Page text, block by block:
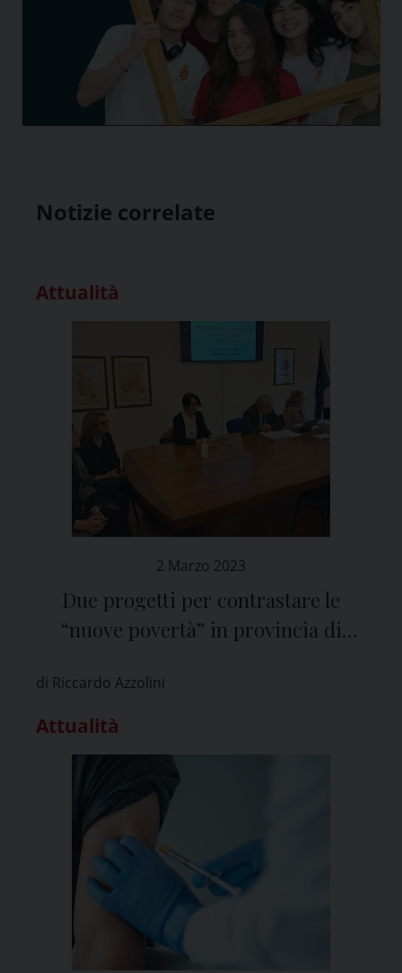
Notizie correlate
Attualità
2 Marzo 2023
Due progetti per contrastare le
“nuove povertà” in provincia di
di Riccardo Azzolini
Attualità